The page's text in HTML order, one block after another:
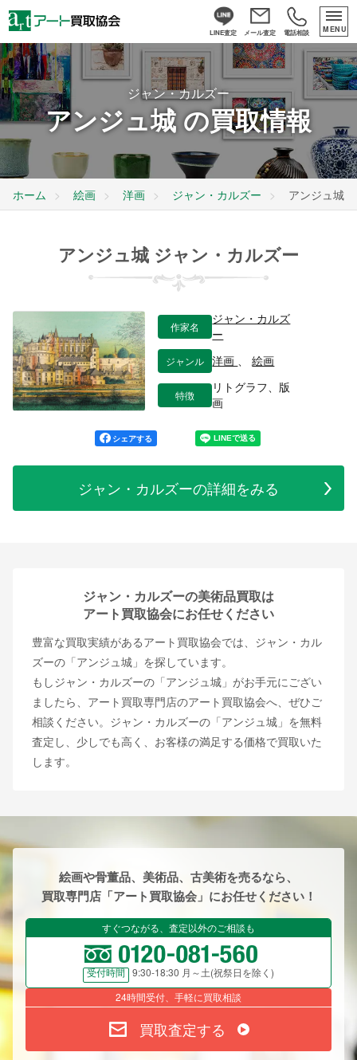
LINE査定 メール査定 電話相談 MENU
ジャン・カルズー
アンジュ城 の買取情報
ホーム 絵画 洋画 ジャン・カルズー アンジュ城
アンジュ城 ジャン・カルズー
作家名
ジャン・カルズ
ー
ジャンル 洋画 、絵画
特徴
リトグラフ、版
画
シェアする
ジャン・カルズーの詳細をみる
ジャン・カルズーの美術品買取は
アート買取協会にお任せください
豊富な買取実績があるアート買取協会では、ジャン・カル
ズーの「アンジュ城」を探しています。
もしジャン・カルズーの「アンジュ城」がお手元にござい
ましたら、アート買取専門店のアート買取協会へ、ぜひご
相談ください。ジャン・カルズーの「アンジュ城」を無料
査定し、少しでも高く、お客様の満足する価格で買取いた
します。
絵画や骨董品、美術品、古美術を売るなら、
買取専門店「アート買取協会」にお任せください！
すぐつながる、査定以外のご相談も
受付時間
9:30-18:30 月～土(祝祭日を除く)
24時間受付、手軽に買取相談
買取査定する